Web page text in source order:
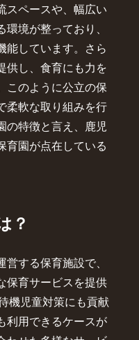
スペースや、幅広い
境が整っており、
能しています。さら
供し、食育にも力を
このように公立の保
柔軟な取り組みを行
の特徴と言え、鹿児
育園が点在している
？
する保育施設で、
保育サービスを提供
機児童対策にも貢献
利用できるケースが